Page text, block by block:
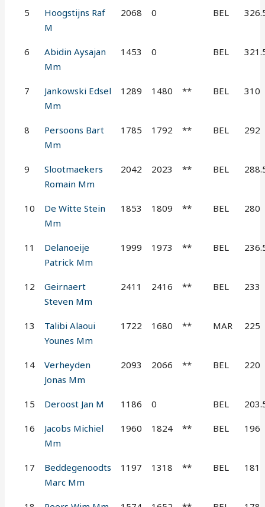
5
Hoogstijns Raf
M
2068 0 BEL
6
Abidin Aysajan
Mm
1453 0 BEL
7
Jankowski Edsel
Mm
1289 1480 ** BEL 310
8
Persoons Bart
Mm
1785 1792 ** BEL 292
9
Slootmaekers
Romain Mm
2042 2023 ** BEL
10
De Witte Stein
Mm
1853 1809 ** BEL 280
11
Delanoeije
Patrick Mm
1999 1973 ** BEL
12
Geirnaert
Steven Mm
2411 2416 ** BEL 233
13
Talibi Alaoui
Younes Mm
1722 1680 ** MAR 225
14
Verheyden
Jonas Mm
2093 2066 ** BEL 220
15 Deroost Jan M 1186 0 BEL
16
Jacobs Michiel
Mm
1960 1824 ** BEL 196
17
Beddegenoodts
Marc Mm
1197 1318 ** BEL 181